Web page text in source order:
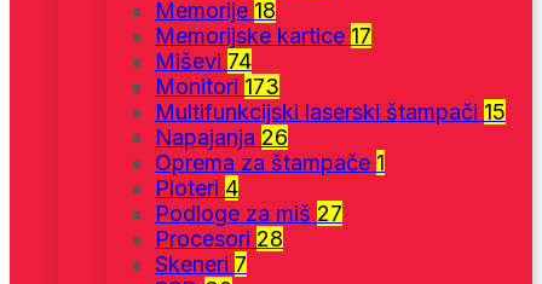
Memorije 18
Memorijske kartice 17
Miševi 74
Monitori 173
Multifunkcijski laserski štampači 15
Napajanja 26
Oprema za štampače 1
Ploteri 4
Podloge za miš 27
Procesori 28
Skeneri 7